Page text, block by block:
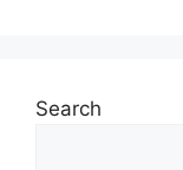
Search